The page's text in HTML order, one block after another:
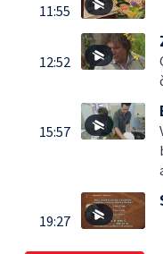
11:55
12:52
15:57
19:27